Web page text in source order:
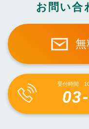
お問い合
受付時間